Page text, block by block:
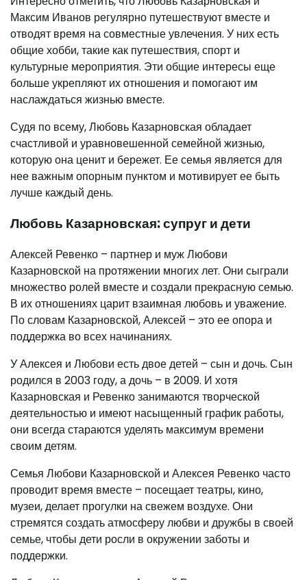
Максим Иванов регулярно путешествуют вместе и
отводят время на совместные увлечения. У них есть
общие хобби, такие как путешествия, спорт и
культурные мероприятия. Эти общие интересы еще
больше укрепляют их отношения и помогают им
наслаждаться жизнью вместе.
Судя по всему, Любовь Казарновская обладает
счастливой и уравновешенной семейной жизнью,
которую она ценит и бережет. Ее семья является для
нее важным опорным пунктом и мотивирует ее быть
лучше каждый день.
Любовь Казарновская: супруг и дети
Алексей Ревенко – партнер и муж Любови
Казарновской на протяжении многих лет. Они сыграли
множество ролей вместе и создали прекрасную семью.
В их отношениях царит взаимная любовь и уважение.
По словам Казарновской, Алексей – это ее опора и
поддержка во всех начинаниях.
У Алексея и Любови есть двое детей – сын и дочь. Сын
родился в 2003 году, а дочь – в 2009. И хотя
Казарновская и Ревенко занимаются творческой
деятельностью и имеют насыщенный график работы,
они всегда стараются уделять максимум времени
своим детям.
Семья Любови Казарновской и Алексея Ревенко часто
проводит время вместе – посещает театры, кино,
музеи, делает прогулки на свежем воздухе. Они
стремятся создать атмосферу любви и дружбы в своей
семье, чтобы дети росли в окружении заботы и
поддержки.